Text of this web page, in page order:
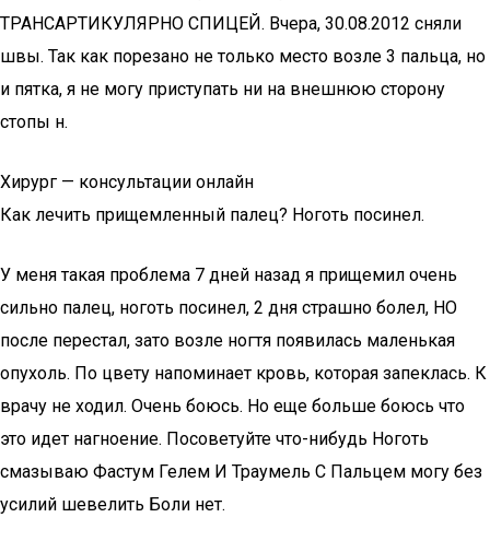
ТРАНСАРТИКУЛЯРНО СПИЦЕЙ. Вчера, 30.08.2012 сняли
швы. Так как порезано не только место возле 3 пальца, но
и пятка, я не могу приступать ни на внешнюю сторону
стопы н.
Хирург — консультации онлайн
Как лечить прищемленный палец? Ноготь посинел.
У меня такая проблема 7 дней назад я прищемил очень
сильно палец, ноготь посинел, 2 дня страшно болел, НО
после перестал, зато возле ногтя появилась маленькая
опухоль. По цвету напоминает кровь, которая запеклась. К
врачу не ходил. Очень боюсь. Но еще больше боюсь что
это идет нагноение. Посоветуйте что-нибудь Ноготь
смазываю Фастум Гелем И Траумель С Пальцем могу без
усилий шевелить Боли нет.